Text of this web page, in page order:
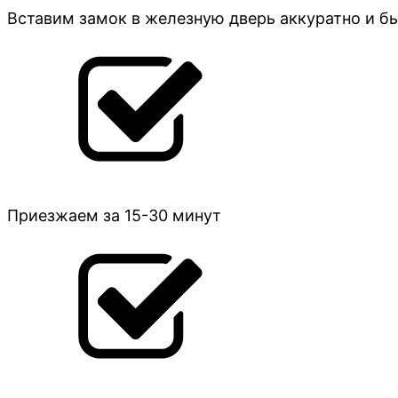
Вставим замок в железную дверь аккуратно и
Приезжаем за 15-30 минут